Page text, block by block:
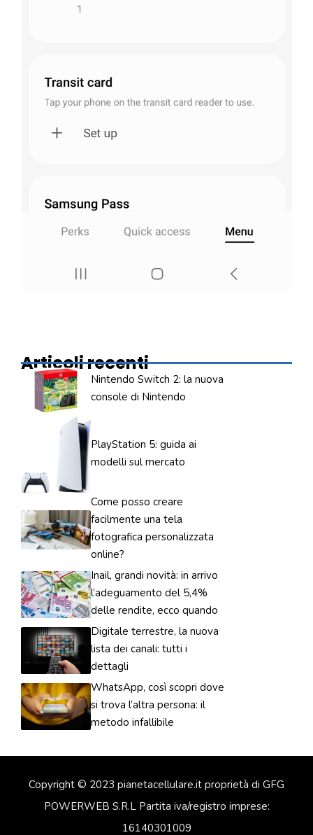
Articoli recenti
Nintendo Switch 2: la nuova
console di Nintendo
PlayStation 5: guida ai
modelli sul mercato
Come posso creare
facilmente una tela
fotografica personalizzata
online?
Inail, grandi novità: in arrivo
l’adeguamento del 5,4%
delle rendite, ecco quando
Digitale terrestre, la nuova
lista dei canali: tutti i
dettagli
WhatsApp, così scopri dove
si trova l’altra persona: il
metodo infallibile
Copyright © 2023 pianetacellulare.it proprietà di GFG
POWERWEB S.R.L Partita iva/registro imprese:
16140301009